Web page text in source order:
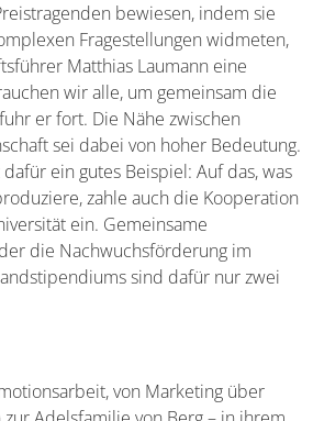
bewiesen, indem sie
Fragestellungen widmeten,
Matthias Laumann eine
wir alle, um gemeinsam die
er fort. Die Nähe zwischen
sei dabei von hoher Bedeutung.
ein gutes Beispiel: Auf das, was
zahle auch die Kooperation
ein. Gemeinsame
die Nachwuchsförderung im
sind dafür nur zwei
von Marketing über